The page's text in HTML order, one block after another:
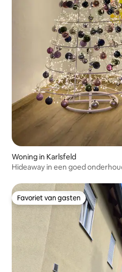
Woning in Karlsfeld
Hideaway in een goed
Favoriet van gasten
Favoriet van gasten